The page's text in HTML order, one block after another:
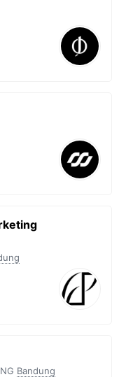
Bandung